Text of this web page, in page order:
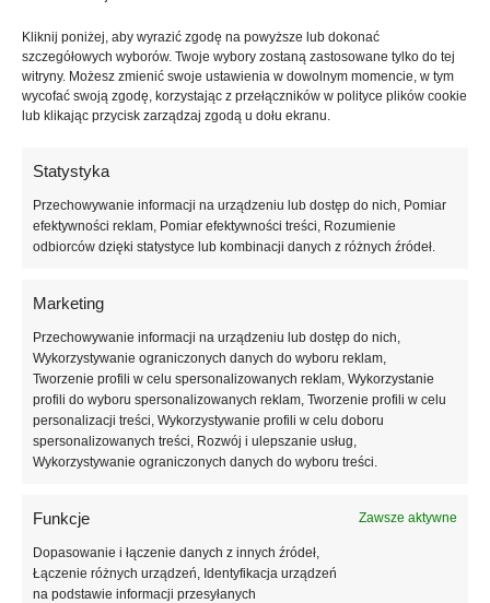
Kliknij poniżej, aby wyrazić zgodę na powyższe lub dokonać
szczegółowych wyborów. Twoje wybory zostaną zastosowane tylko do tej
witryny. Możesz zmienić swoje ustawienia w dowolnym momencie, w tym
wycofać swoją zgodę, korzystając z przełączników w polityce plików cookie
lub klikając przycisk zarządzaj zgodą u dołu ekranu.
Statystyka
Przechowywanie informacji na urządzeniu lub dostęp do nich, Pomiar
efektywności reklam, Pomiar efektywności treści, Rozumienie
odbiorców dzięki statystyce lub kombinacji danych z różnych źródeł.
Marketing
Przechowywanie informacji na urządzeniu lub dostęp do nich,
Wykorzystywanie ograniczonych danych do wyboru reklam,
Tworzenie profili w celu spersonalizowanych reklam, Wykorzystanie
profili do wyboru spersonalizowanych reklam, Tworzenie profili w celu
personalizacji treści, Wykorzystywanie profili w celu doboru
spersonalizowanych treści, Rozwój i ulepszanie usług,
Wykorzystywanie ograniczonych danych do wyboru treści.
Funkcje Zawsze aktywne
Dopasowanie i łączenie danych z innych źródeł,
Łączenie różnych urządzeń, Identyfikacja urządzeń
na podstawie informacji przesyłanych
zachowując lekki, estetyczny efekt.
Elastyczna formuła produktu idealnie współpracuje z naturalnym
paznokciem, dopasowując się do jego pracy i zwiększając komfort
odpryski, co czyni ją doskonałym wyborem dla paznokci cienkich i
osłabionych. Odpowiednio wyważona konsystencja umożliwia
precyzyjną aplikację bez zalewania skórek oraz pozwala na delikatne
wyrównanie i subtelną nadbudowę płytki.
XNAIL Rose Éclair #0009 doskonale sprawdzi się w manicure typu
biznesowych i codziennych. Może być stosowana jako samodzielna
stylizacja, zapewniając efekt naturalnych, zadbanych paznokci, lub
jako baza pod lakiery hybrydowe, zdobienia i topy z efektem.
Przytłumiony róż pięknie komponuje się z mlecznymi odcieniami,
delikatnym brokatem oraz minimalistycznym nail artem.
czyni go odpowiednim zarówno do profesjonalnych salonów stylizacji
rozwiązanie do regularnej pracy z bazami kamuflującymi,
gwarantujące wygodę, wydajność i trwały efekt manicure.